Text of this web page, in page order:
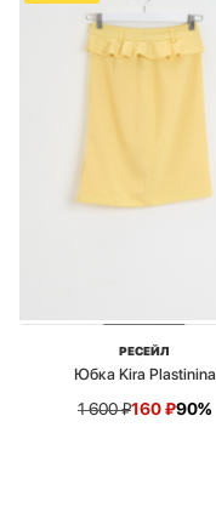
РЕСЕЙЛ
Юбка Kira Plastinina
1 600₽160₽90%